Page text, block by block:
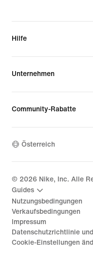
Hilfe
Unternehmen
Community-Rabatte
Österreich
© 2026 Nike, Inc. Alle
Guides
Nutzungsbedingungen
Verkaufsbedingungen
Impressum
Datenschutzrichtlinie
Cookie-Einstellungen